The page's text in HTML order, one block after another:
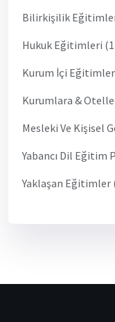
Bilirkişilik
Hukuk Eğitimleri
Kurum İçi
Kurumlara &
Mesleki Ve Kişisel
Yabancı Dil Eğitim
Yaklaşan Eğitimler